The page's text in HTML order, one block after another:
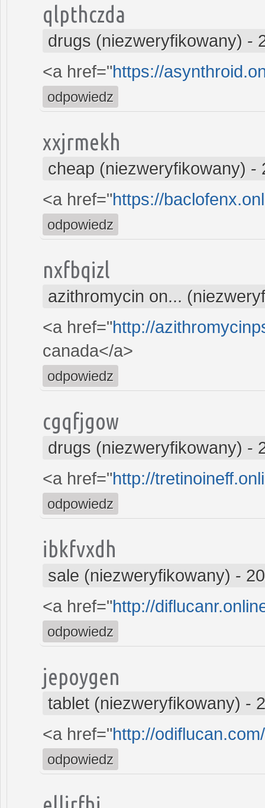
qlpthczda
drugs (niezweryfikowany) -
<a href="https://
odpowiedz
xxjrmekh
cheap (niezweryfikowany) -
<a href="https://
odpowiedz
nxfbqizl
azithromycin on...
<a href="http://
canada</a>
odpowiedz
cgqfjgow
drugs (niezweryfikowany) -
<a href="http://
odpowiedz
ibkfvxdh
sale (niezweryfikowany) -
<a href="http://
odpowiedz
jepoygen
tablet (niezweryfikowany) -
<a href="http://
odpowiedz